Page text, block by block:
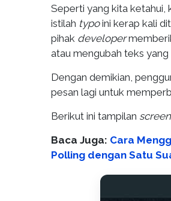
Seperti yang kita ketahui,
istilah typoini kerap kali
pihak developer
atau mengubah teks yang
Dengan demikian,
pesan lagi untuk
Berikut ini tampilan
Baca Juga: Cara
Polling dengan Satu